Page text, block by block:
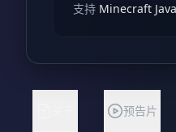
支持 Minecraft
预告片